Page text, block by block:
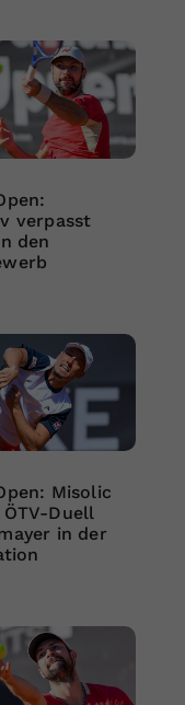
verpasst
den
Misolic
Duell
in der